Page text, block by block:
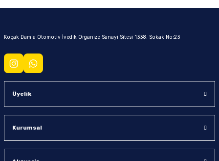
Koçak Damla Otomotiv İvedik Organize Sanayi Sitesi 1338. Sokak No:23
Üyelik
Kurumsal